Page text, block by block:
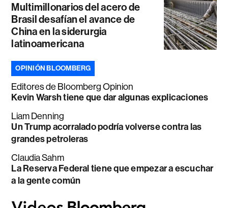
Multimillonarios del acero de
Brasil desafían el avance de
China en la siderurgia
latinoamericana
OPINIÓN BLOOMBERG
Editores de Bloomberg Opinion
Kevin Warsh tiene que dar algunas explicaciones
Liam Denning
Un Trump acorralado podría volverse contra las
grandes petroleras
Claudia Sahm
La Reserva Federal tiene que empezar a escuchar
a la gente común